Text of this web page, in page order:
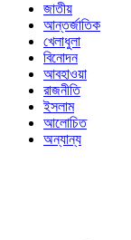
জাতীয়
আন্তর্জাতিক
খেলাধুলা
বিনোদন
আবহাওয়া
রাজনীতি
ইসলাম
আলোচিত
অন্যান্য